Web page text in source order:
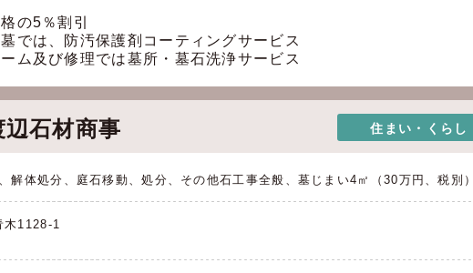
の5％割引
では、防汚保護剤コーティングサービス
ム及び修理では墓所・墓石洗浄サービス
石材商事 住まい・くらし
解体処分、庭石移動、処分、その他石工事全般、墓じまい4㎡（30万円、税
木1128-1